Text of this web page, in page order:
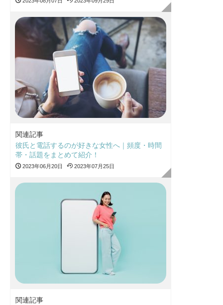
関連記事
彼氏と電話するのが好きな女性へ｜頻度・時間
帯・話題をまとめて紹介！
2023年06月20日 2023年07月25日
関連記事